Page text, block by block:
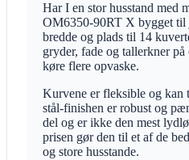
Har I en stor husstand med
OM6350-90RT X bygget til
bredde og plads til 14
gryder, fade og tallerkner
køre flere opvaske.
Kurvene er fleksible og kan
stål-finishen er robust og
del og er ikke den mest
prisen gør den til et af de
og store husstande.